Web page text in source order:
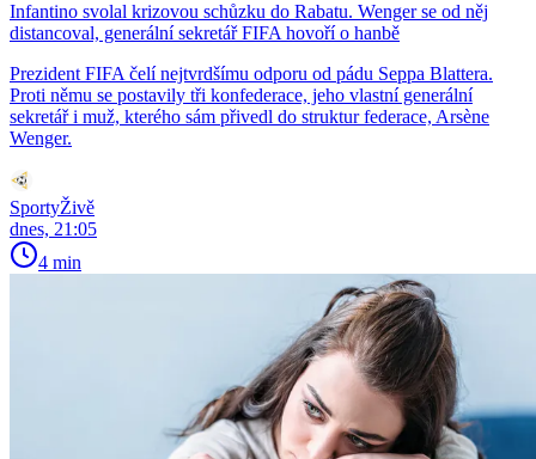
Infantino svolal krizovou schůzku do Rabatu. Wenger se od něj
distancoval, generální sekretář FIFA hovoří o hanbě
Prezident FIFA čelí nejtvrdšímu odporu od pádu Seppa Blattera.
Proti němu se postavily tři konfederace, jeho vlastní generální
sekretář i muž, kterého sám přivedl do struktur federace, Arsène
Wenger.
SportyŽivě
dnes, 21:05
4 min